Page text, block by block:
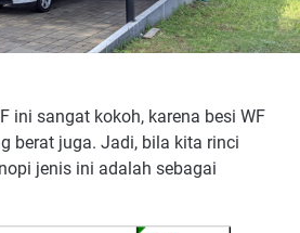
ini sangat kokoh, karena besi WF
berat juga. Jadi, bila kita rinci
jenis ini adalah sebagai